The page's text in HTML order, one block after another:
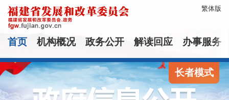
繁体版
首页 机构概况 政务公开 解读回应 办事服务
长者模式